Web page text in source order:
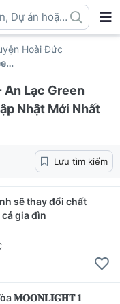
Dự án hoặc
Hoài Đức
An Lạc Green
Nhật Mới Nhất
Lưu tìm kiếm
sẽ thay đổi chất
gia đìn
𝐌𝐎𝐎𝐍𝐋𝐈𝐆𝐇𝐓 𝟏